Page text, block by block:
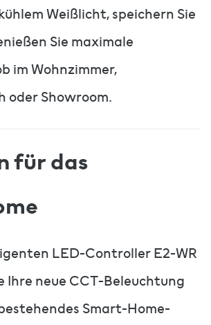
Weißlicht, speichern Sie
Sie maximale
im Wohnzimmer,
oder Showroom.
für das
LED-Controller E2-WR
Ihre neue CCT-Beleuchtung
Smart-Home-